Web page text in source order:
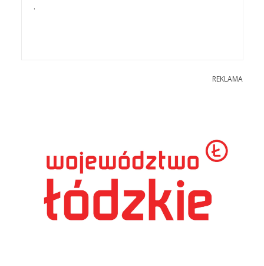
.
REKLAMA